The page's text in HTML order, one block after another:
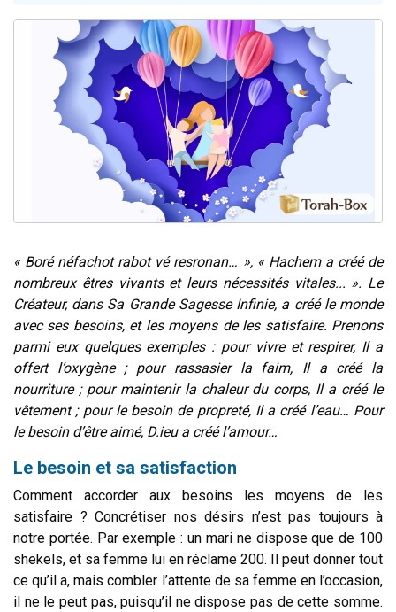
30 personnes viennent de faire un don pour Sauvez la jambe de Yohan
Il reste 49 places pour étudier en groupe sur Zoom
12 nouvelles musiques dans Torah-Box Music
« Boré néfachot rabot vé resronan… », « Hachem a créé de
nombreux êtres vivants et leurs nécessités vitales... ». Le
Créateur, dans Sa Grande Sagesse Infinie, a créé le monde
avec ses besoins, et les moyens de les satisfaire. Prenons
parmi eux quelques exemples : pour vivre et respirer, Il a
offert l’oxygène ; pour rassasier la faim, Il a créé la
nourriture ; pour maintenir la chaleur du corps, Il a créé le
vêtement ; pour le besoin de propreté, Il a créé l’eau… Pour
le besoin d’être aimé, D.ieu a créé l’amour…
Le besoin et sa satisfaction
Comment accorder aux besoins les moyens de les
satisfaire ? Concrétiser nos désirs n’est pas toujours à
notre portée. Par exemple : un mari ne dispose que de 100
shekels, et sa femme lui en réclame 200. Il peut donner tout
ce qu’il a, mais combler l’attente de sa femme en l’occasion,
il ne le peut pas, puisqu’il ne dispose pas de cette somme.